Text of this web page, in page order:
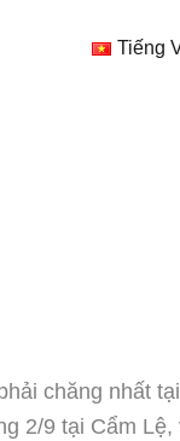
Tiếng
chăng nhất
2/9 tại Cẩm